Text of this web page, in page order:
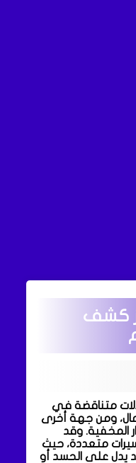
كشف
متناقضة في
ومن جهة أخرى
المخفية. وقد
متعددة، حيث
يدل على الحسد أو